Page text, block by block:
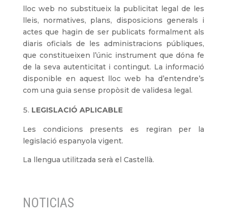
lloc web no substitueix la publicitat legal de les
lleis, normatives, plans, disposicions generals i
actes que hagin de ser publicats formalment als
diaris oficials de les administracions públiques,
que constitueixen l’únic instrument que dóna fe
de la seva autenticitat i contingut. La informació
disponible en aquest lloc web ha d’entendre’s
com una guia sense propòsit de validesa legal.
LEGISLACIÓ APLICABLE
Les condicions presents es regiran per la
legislació espanyola vigent.
La llengua utilitzada serà el Castellà.
NOTICIAS